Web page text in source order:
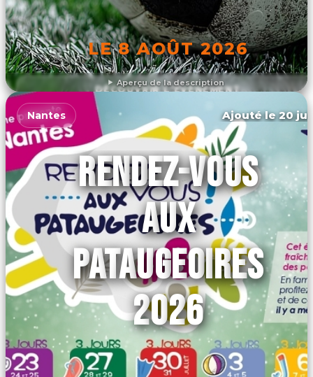
Aperçu de la description
LE 8 AOÛT 2026
DÉCOUVRIR L'ÉVÉNEMENT
Nantes Ajouté le 20
RENDEZ-VOUS
AUX
PATAUGEOIRES
2026